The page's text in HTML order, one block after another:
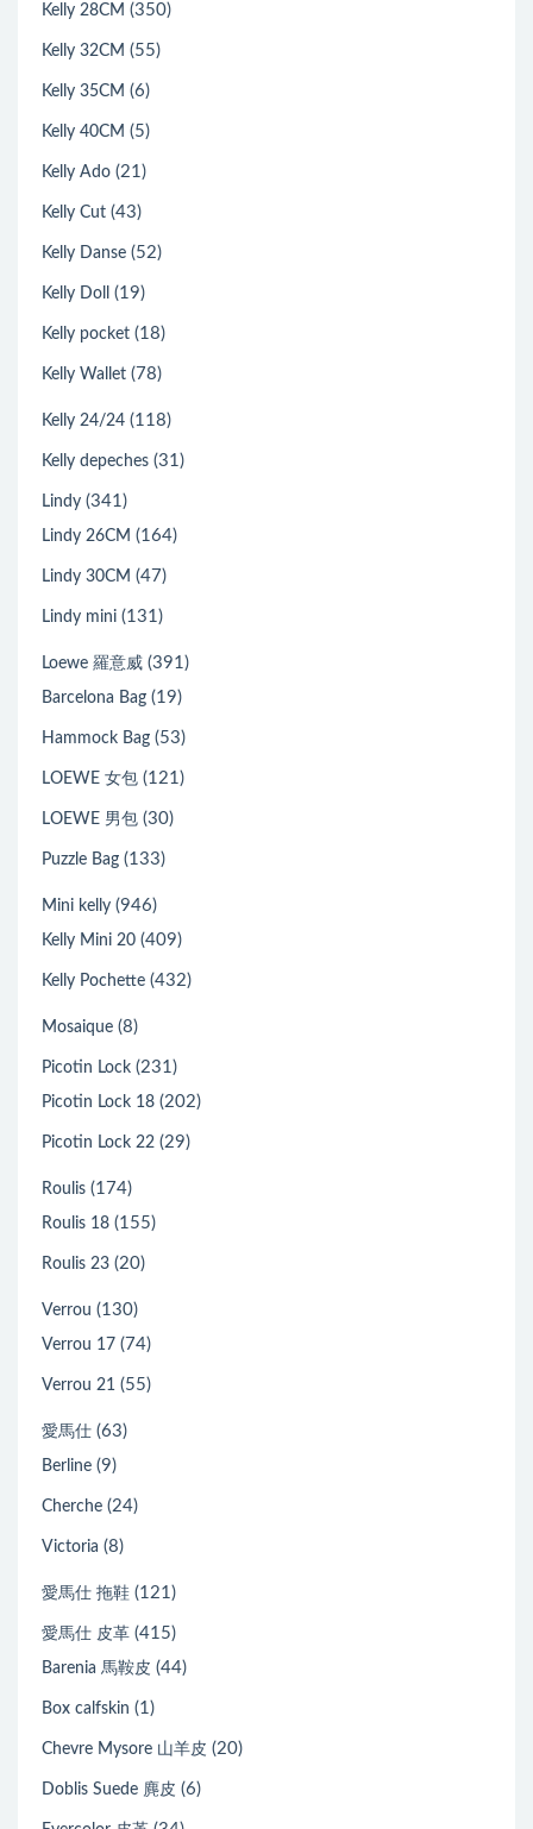
Kelly 28CM (350)
Kelly 32CM (55)
Kelly 35CM (6)
Kelly 40CM (5)
Kelly Ado (21)
Kelly Cut (43)
Kelly Danse (52)
Kelly Doll (19)
Kelly pocket (18)
Kelly Wallet (78)
Kelly 24/24 (118)
Kelly depeches (31)
Lindy (341)
Lindy 26CM (164)
Lindy 30CM (47)
Lindy mini (131)
Loewe 羅意威 (391)
Barcelona Bag (19)
Hammock Bag (53)
LOEWE 女包 (121)
LOEWE 男包 (30)
Puzzle Bag (133)
Mini kelly (946)
Kelly Mini 20 (409)
Kelly Pochette (432)
Mosaique (8)
Picotin Lock (231)
Picotin Lock 18 (202)
Picotin Lock 22 (29)
Roulis (174)
Roulis 18 (155)
Roulis 23 (20)
Verrou (130)
Verrou 17 (74)
Verrou 21 (55)
愛馬仕 (63)
Berline (9)
Cherche (24)
Victoria (8)
愛馬仕 拖鞋 (121)
愛馬仕 皮革 (415)
Barenia 馬鞍皮 (44)
Box calfskin (1)
Chevre Mysore 山羊皮 (20)
Doblis Suede 麂皮 (6)